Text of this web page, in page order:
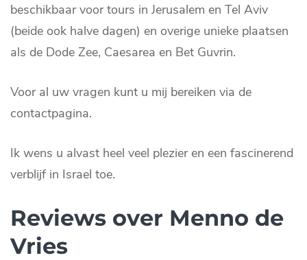
beschikbaar voor tours in Jerusalem en Tel Aviv
(beide ook halve dagen) en overige unieke plaatsen
als de Dode Zee, Caesarea en Bet Guvrin.
Voor al uw vragen kunt u mij bereiken via de
contactpagina.
Ik wens u alvast heel veel plezier en een fascinerend
verblijf in Israel toe.
Reviews over Menno de
Vries